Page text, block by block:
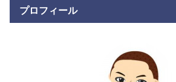
プロフィール